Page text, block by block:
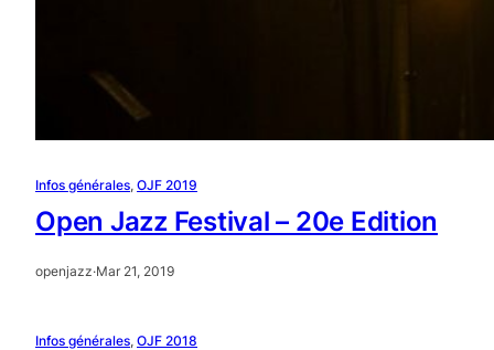
Infos générales, OJF 2019
Open Jazz Festival – 20e Edition
openjazz·Mar 21, 2019
Infos générales, OJF 2018